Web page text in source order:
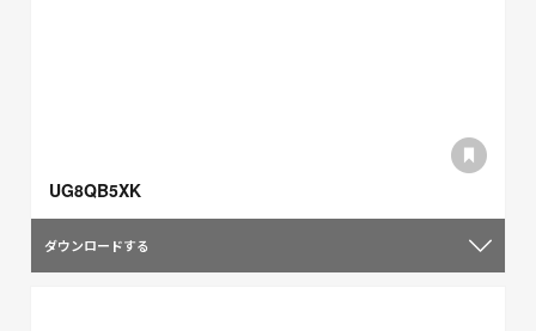
UG8QB5XK
ダウンロードする